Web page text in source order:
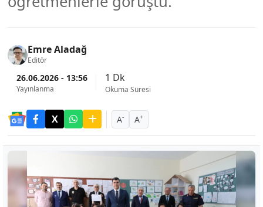
Emre Aladağ
Editör
26.06.2026 - 13:56
Yayınlanma
1 Dk
Okuma Süresi
A- A+